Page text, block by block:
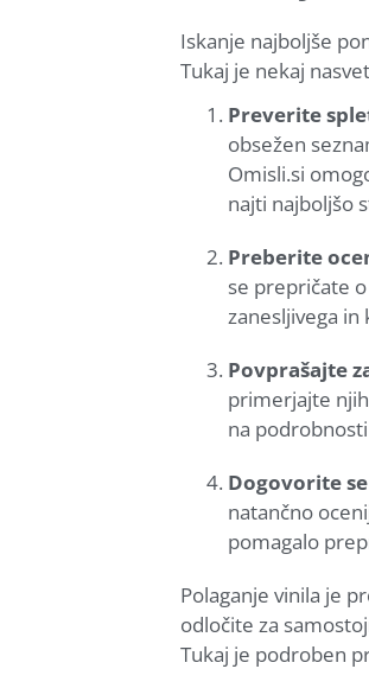
Iskanje najboljše
Tukaj je nekaj
Preverite
obsežen
Omisli.si
najti najboljšo
Preberite
se prepričate
zanesljivega in
Povprašajte
primerjajte
na
Dogovorite
natančno
pomagalo
Polaganje vinila je
odločite za
Tukaj je podroben